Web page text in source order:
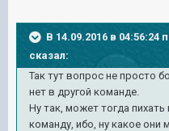
В 14.09.2016 в 04:56:24
сказал:
Так тут вопрос не просто
нет в другой команде.
Ну так, может тогда
команду, ибо, ну какое они